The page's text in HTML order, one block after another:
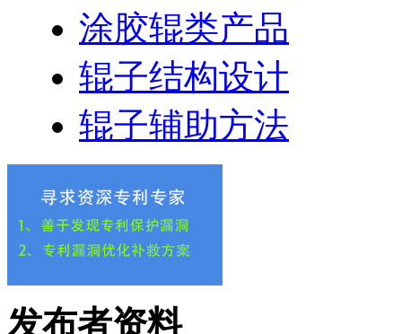
涂胶辊类产品
辊子结构设计
辊子辅助方法
发布者资料